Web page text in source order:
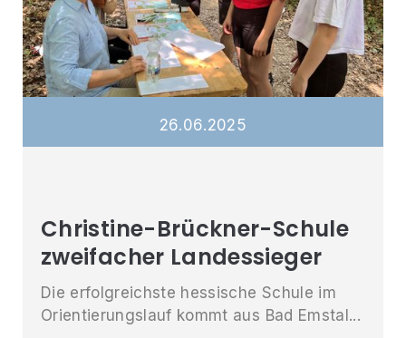
26.06.2025
Christine-Brückner-Schule
zweifacher Landessieger
Die erfolgreichste hessische Schule im
Orientierungslauf kommt aus Bad Emstal...